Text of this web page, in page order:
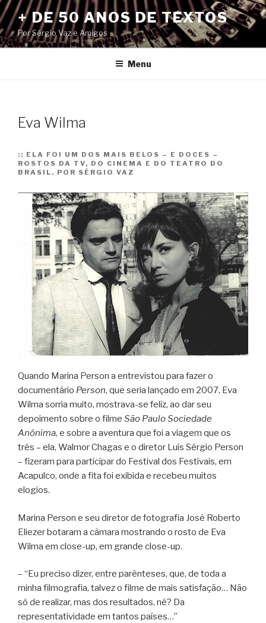
Pular
para
o
conteúdo
+ DE 50 ANOS DE TEXTOS
Por Sérgio Vaz e Amigos
Menu
Eva Wilma
:: ELA FOI UM DOS MAIS BELOS – E DOCES –
ROSTOS DA TV, DO CINEMA E DO TEATRO DO
BRASIL. POR SÉRGIO VAZ
Quando Marina Person a entrevistou para fazer o
documentário Person, que seria lançado em 2007, Eva
Wilma sorria muito, mostrava-se feliz, ao dar seu
depoimento sobre o filme São Paulo Sociedade
Anônima, e sobre a aventura que foi a viagem que os
três – ela, Walmor Chagas e o diretor Luís Sérgio Person
– fizeram para participar do Festival dos Festivais, em
Acapulco, onde a fita foi exibida e recebeu muitos
elogios.
Marina Person e seu diretor de fotografia José Roberto
Eliezer botaram a câmara mostrando o rosto de Eva
Wilma em close-up, em grande close-up.
– “Eu preciso dizer, entre parênteses, que, de toda a
minha filmografia, talvez o filme de mais satisfação… Não
só de realizar, mas dos resultados, né? Da
representatividade em tantos países…”